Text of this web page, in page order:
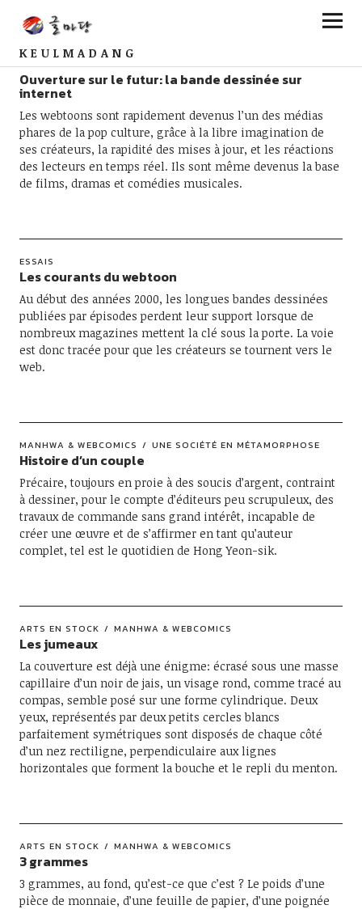
KEULMADANG
ESSAIS
Ouverture sur le futur: la bande dessinée sur
internet
Les webtoons sont rapidement devenus l’un des médias
phares de la pop culture, grâce à la libre imagination de
ses créateurs, la rapidité des mises à jour, et les réactions
des lecteurs en temps réel. Ils sont même devenus la base
de films, dramas et comédies musicales.
ESSAIS
Les courants du webtoon
Au début des années 2000, les longues bandes dessinées
publiées par épisodes perdent leur support lorsque de
nombreux magazines mettent la clé sous la porte. La voie
est donc tracée pour que les créateurs se tournent vers le
web.
MANHWA & WEBCOMICS UNE SOCIÉTÉ EN MÉTAMORPHOSE
Histoire d’un couple
Précaire, toujours en proie à des soucis d’argent, contraint
à dessiner, pour le compte d’éditeurs peu scrupuleux, des
travaux de commande sans grand intérêt, incapable de
créer une œuvre et de s’affirmer en tant qu’auteur
complet, tel est le quotidien de Hong Yeon-sik.
ARTS EN STOCK MANHWA & WEBCOMICS
Les jumeaux
La couverture est déjà une énigme: écrasé sous une masse
capillaire d’un noir de jais, un visage rond, comme tracé au
compas, semble posé sur une forme cylindrique. Deux
yeux, représentés par deux petits cercles blancs
parfaitement symétriques sont disposés de chaque côté
d’un nez rectiligne, perpendiculaire aux lignes
horizontales que forment la bouche et le repli du menton.
ARTS EN STOCK MANHWA & WEBCOMICS
3 grammes
3 grammes, au fond, qu’est-ce que c’est ? Le poids d’une
pièce de monnaie, d’une feuille de papier, d’une poignée